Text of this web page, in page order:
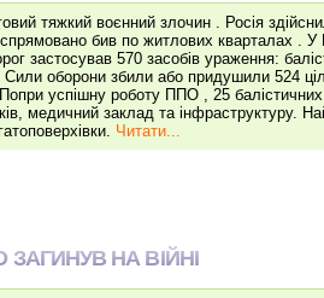
тяжкий воєнний злочин . Росія
бив по житлових кварталах .
застосував 570 засобів ураження:
оборони збили або придушили 524
успішну роботу ППО , 25
медичний заклад та інфраструктуру.
Читати...
НА ВІЙНІ